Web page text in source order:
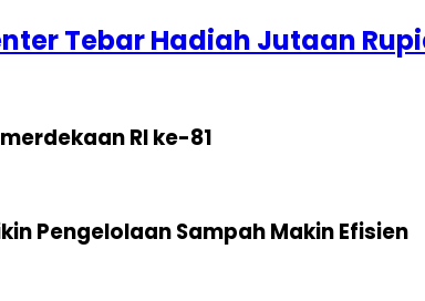
Tebar Hadiah Jutaan
RI ke-81
Pengelolaan Sampah Makin Efisien